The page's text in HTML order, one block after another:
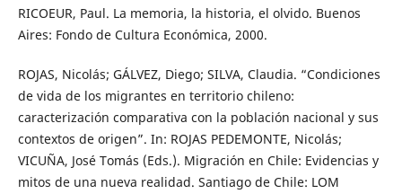
RICOEUR, Paul. La memoria, la historia, el olvido. Buenos
Aires: Fondo de Cultura Económica, 2000.
ROJAS, Nicolás; GÁLVEZ, Diego; SILVA, Claudia. “Condiciones
de vida de los migrantes en territorio chileno:
caracterización comparativa con la población nacional y sus
contextos de origen”. In: ROJAS PEDEMONTE, Nicolás;
VICUÑA, José Tomás (Eds.). Migración en Chile: Evidencias y
mitos de una nueva realidad. Santiago de Chile: LOM